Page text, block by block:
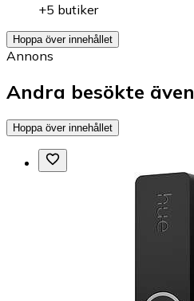
+5 butiker
Hoppa över innehållet
Annons
Andra besökte även
Hoppa över innehållet